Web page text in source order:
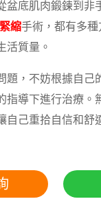
盆底肌肉鍛鍊到非
縮手術，都有多
活質量。
題，不妨根據自己
指導下進行治療。
自己重拾自信和舒